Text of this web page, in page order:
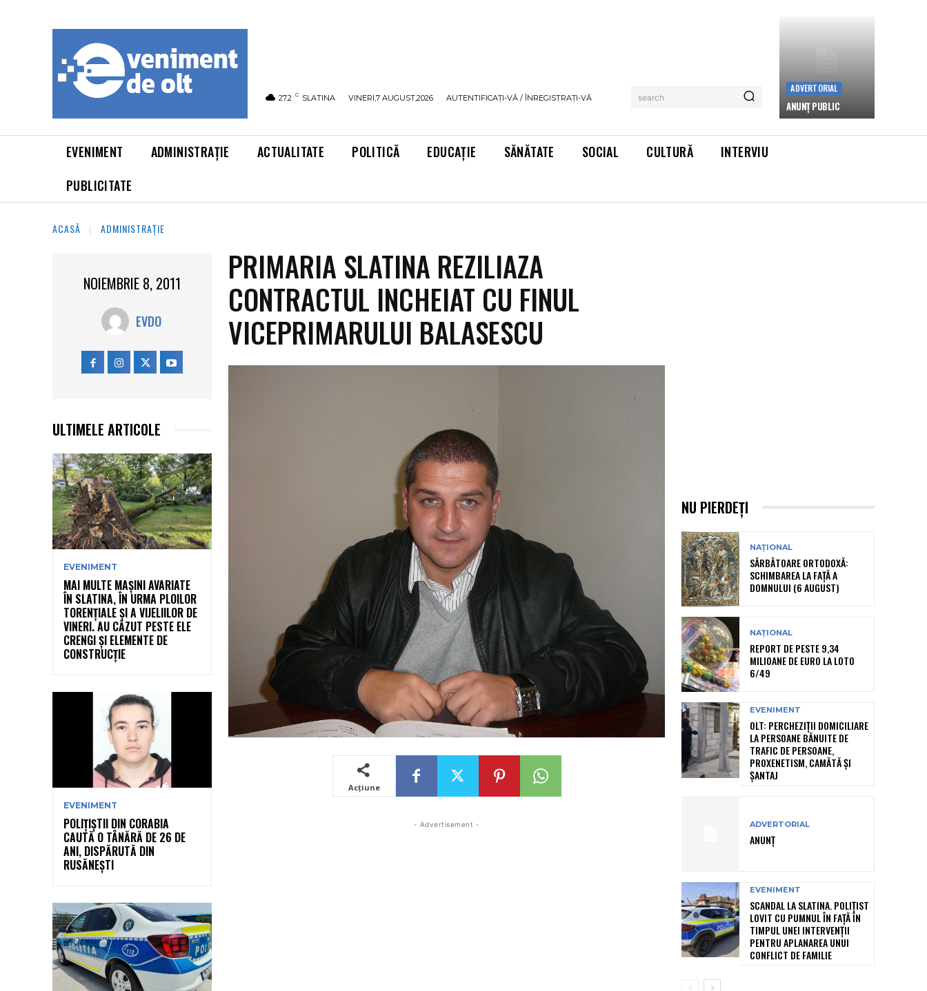
27.2 C SLATINA VINERI,7 AUGUST,2026 AUTENTIFICAȚI-VĂ / ÎNREGISTRAȚI-VĂ search
ADVERTORIAL
ANUNȚ PUBLIC
EVENIMENT ADMINISTRAȚIE ACTUALITATE POLITICĂ EDUCAȚIE SĂNĂTATE SOCIAL CULTURĂ
INTERVIU
PUBLICITATE
ACASĂ ADMINISTRAȚIE
NOIEMBRIE 8, 2011
EVDO
ULTIMELE ARTICOLE
EVENIMENT
MAI MULTE MAȘINI AVARIATE
ÎN SLATINA, ÎN URMA PLOILOR
TORENȚIALE ȘI A VIJELIILOR DE
VINERI. AU CĂZUT PESTE ELE
CRENGI ȘI ELEMENTE DE
CONSTRUCȚIE
EVENIMENT
POLIȚIȘTII DIN CORABIA
CAUTĂ O TÂNĂRĂ DE 26 DE
ANI, DISPĂRUTĂ DIN
RUSĂNEȘTI
PRIMARIA SLATINA REZILIAZA
CONTRACTUL INCHEIAT CU FINUL
VICEPRIMARULUI BALASESCU
Acțiune
- Advertisement -
NU PIERDEȚI
NAȚIONAL
SĂRBĂTOARE ORTODOXĂ:
SCHIMBAREA LA FAȚĂ A
DOMNULUI (6 AUGUST)
NAȚIONAL
REPORT DE PESTE 9,34
MILIOANE DE EURO LA LOTO
6/49
EVENIMENT
OLT: PERCHEZIŢII DOMICILIARE
LA PERSOANE BĂNUITE DE
TRAFIC DE PERSOANE,
PROXENETISM, CAMĂTĂ ŞI
ŞANTAJ
ADVERTORIAL
ANUNȚ
EVENIMENT
SCANDAL LA SLATINA. POLIȚIST
LOVIT CU PUMNUL ÎN FAȚĂ ÎN
TIMPUL UNEI INTERVENȚII
PENTRU APLANAREA UNUI
CONFLICT DE FAMILIE